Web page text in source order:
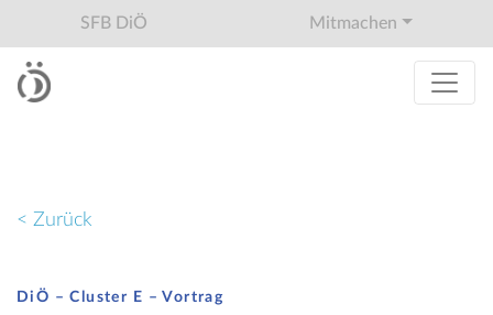
SFB DiÖ Mitmachen
< Zurück
DiÖ – Cluster E – Vortrag